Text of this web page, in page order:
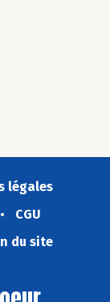
légales
CGU
du site